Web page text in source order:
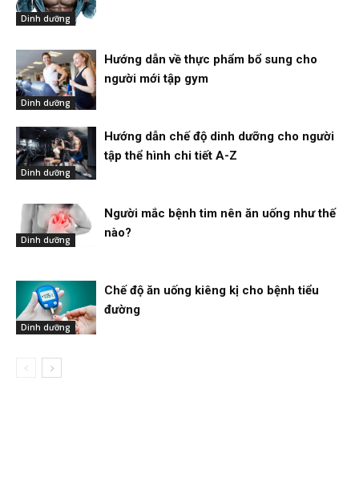
Dinh dưỡng
Dinh dưỡng
Hướng dẫn về thực phẩm bổ sung cho
người mới tập gym
Dinh dưỡng
Hướng dẫn chế độ dinh dưỡng cho người
tập thể hình chi tiết A-Z
Dinh dưỡng
Người mắc bệnh tim nên ăn uống như thế
nào?
Dinh dưỡng
Chế độ ăn uống kiêng kị cho bệnh tiểu
đường